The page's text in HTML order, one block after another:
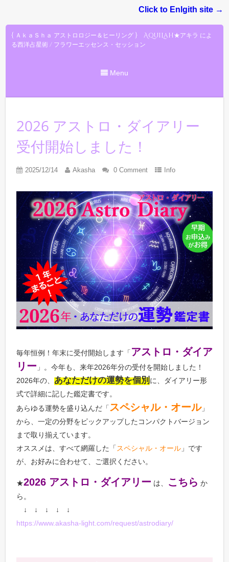
Click to Enlgith site →
{ ＡｋａＳｈａ アストロロジー＆ヒーリング } AquiLah★アキラ によ
る西洋占星術 / フラワーエッセンス・セッション
Menu
2026 アストロ・ダイアリー
受付開始しました！
2025/12/14 Akasha 0 Comment Info
毎年恒例！年末に受付開始します「 アストロ・ダイア
リー 」。今年も、来年2026年分の受付を開始しました！
2026年の、 あなただけの運勢を個別に、ダイアリー形
式で詳細に記した鑑定書です。
あらゆる運勢を盛り込んだ「 スペシャル・オール」
から、一定の分野をピックアップしたコンパクトバージョン
まで取り揃えています。
オススメは、すべて網羅した「 スペシャル・オール」です
が、お好みに合わせて、ご選択ください。
★2026 アストロ・ダイアリー は、 こちら か
ら。
↓ ↓ ↓ ↓ ↓
https://www.akasha-light.com/request/astrodiary/